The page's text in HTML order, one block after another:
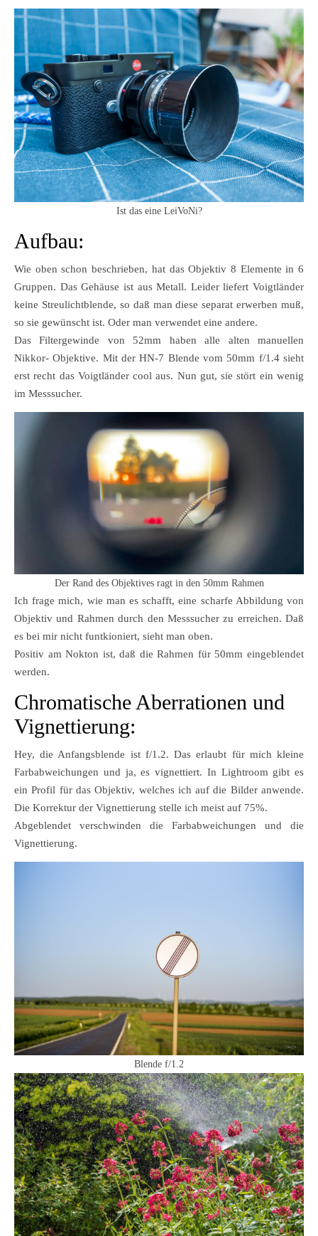
Ist das eine LeiVoNi?
Aufbau:
Wie oben schon beschrieben, hat das Objektiv 8 Elemente in 6
Gruppen. Das Gehäuse ist aus Metall. Leider liefert Voigtländer
keine Streulichtblende, so daß man diese separat erwerben muß,
so sie gewünscht ist. Oder man verwendet eine andere.
Das Filtergewinde von 52mm haben alle alten manuellen
Nikkor- Objektive. Mit der HN-7 Blende vom 50mm f/1.4 sieht
erst recht das Voigtländer cool aus. Nun gut, sie stört ein wenig
im Messsucher.
Der Rand des Objektives ragt in den 50mm Rahmen
Ich frage mich, wie man es schafft, eine scharfe Abbildung von
Objektiv und Rahmen durch den Messsucher zu erreichen. Daß
es bei mir nicht funtkioniert, sieht man oben.
Positiv am Nokton ist, daß die Rahmen für 50mm eingeblendet
werden.
Chromatische Aberrationen und
Vignettierung:
Hey, die Anfangsblende ist f/1.2. Das erlaubt für mich kleine
Farbabweichungen und ja, es vignettiert. In Lightroom gibt es
ein Profil für das Objektiv, welches ich auf die Bilder anwende.
Die Korrektur der Vignettierung stelle ich meist auf 75%.
Abgeblendet verschwinden die Farbabweichungen und die
Vignettierung.
Blende f/1.2